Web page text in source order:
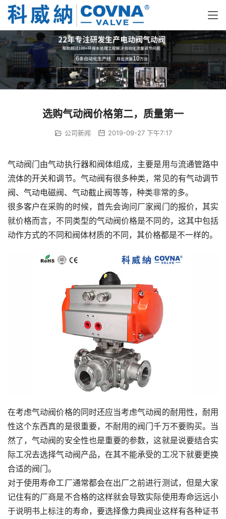
选购气动阀价格第二，质量第一
公司新闻 2019-09-27 下午7:17
气动阀门由气动执行器和阀体组成，主要是用与流通管路中
流体的开关和调节。气动阀有很多种类，常见的有气动调节
阀、气动电磁阀、气动截止阀等等，种类非常的多。
很多客户在采购的时候，首先会询问厂家阀门的报价，其实
就价格而言，不同类型的气动阀价格是不同的，这其中包括
动作方式的不同和阀体材质的不同，其价格都是不一样的。
在考虑气动阀价格的同时还应当考虑气动阀的耐用性，耐用
性这个东西真的是很重要，不耐用的阀门千万不要购买。当
然了，气动阀的安全性也是重要的参数，这就是说要结合实
际工况去选择气动阀产品，在其不能承受的工况下就要更换
合适的阀门。
对于使用寿命工厂通常都会在出厂之前进行测试，但是大家
记住有的厂商是不合格的这样就会导致实际使用寿命远远小
于说明书上标注的寿命，要选择像力典阀业这样有各种证书